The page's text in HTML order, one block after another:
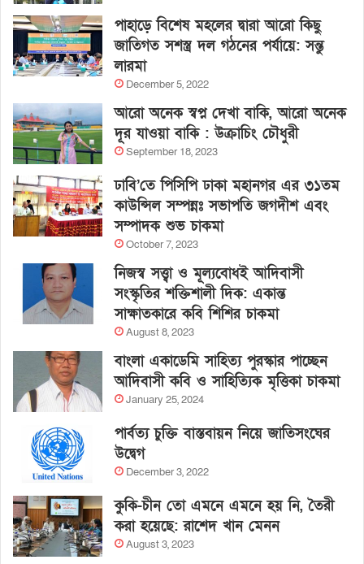
পাহাড়ে বিশেষ মহলের দ্বারা আরো কিছু
জাতিগত সশস্ত্র দল গঠনের পর্যায়ে: সন্তু
লারমা
December 5, 2022
আরো অনেক স্বপ্ন দেখা বাকি, আরো অনেক
দূর যাওয়া বাকি : উক্রাচিং চৌধুরী
September 18, 2023
ঢাবি’তে পিসিপি ঢাকা মহানগর এর ৩১তম
কাউন্সিল সম্পন্নঃ সভাপতি জগদীশ এবং
সম্পাদক শুভ চাকমা
October 7, 2023
নিজস্ব সত্ত্বা ও মূল্যবোধই আদিবাসী
সংস্কৃতির শক্তিশালী দিক: একান্ত
সাক্ষাতকারে কবি শিশির চাকমা
August 8, 2023
বাংলা একাডেমি সাহিত্য পুরস্কার পাচ্ছেন
আদিবাসী কবি ও সাহিত্যিক মৃত্তিকা চাকমা
January 25, 2024
পার্বত্য চুক্তি বাস্তবায়ন নিয়ে জাতিসংঘের
উদ্বেগ
December 3, 2022
কুকি-চীন তো এমনে এমনে হয় নি, তৈরী
করা হয়েছে: রাশেদ খান মেনন
August 3, 2023